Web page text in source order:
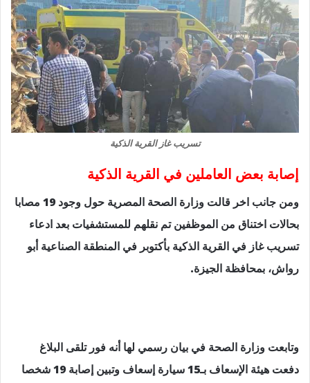
تسريب غاز القرية الذكية
إصابة بعض العاملين في القرية الذكية
ومن جانب اخر قالت وزارة الصحة المصرية حول وجود 19 مصابا
بحالات اختناق من الموظفين تم نقلهم للمستشفيات بعد ادعاء
تسريب غاز في القرية الذكية بأكتوبر في المنطقة الصناعية أبو
رواش، بمحافظة الجيزة.
وتابعت وزارة الصحة في بيان رسمي لها أنه فور تلقى البلاغ
دفعت هيئة الإسعاف بـ15 سيارة إسعاف وتبين إصابة 19 شخصا